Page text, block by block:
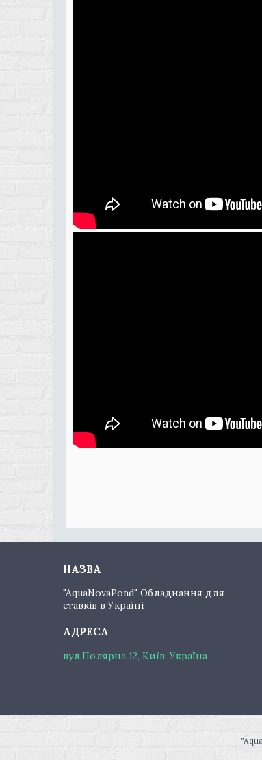
"AquaNovaPond" Обладнання для
ставків в Україні
вул.Полярна 12, Київ, Україна